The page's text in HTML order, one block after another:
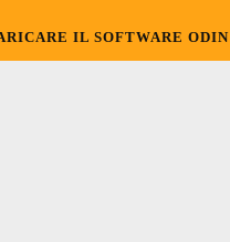
IL SOFTWARE ODIN